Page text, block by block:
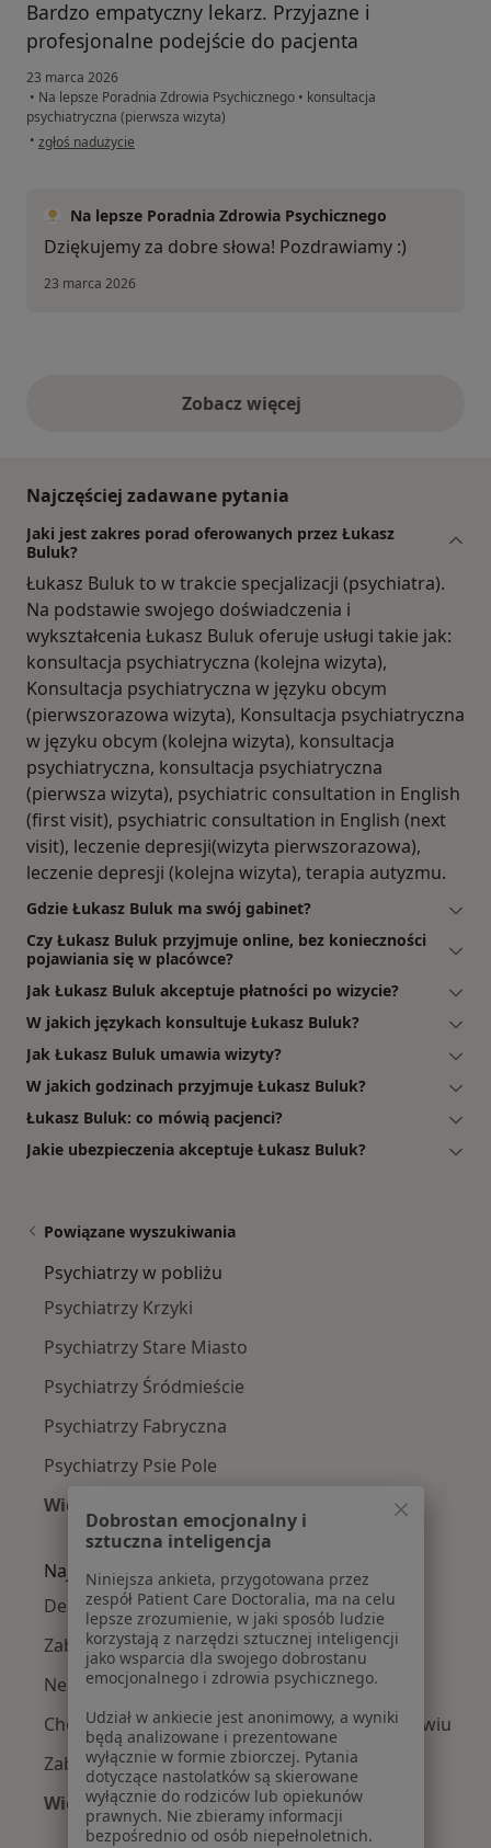
Bardzo empatyczny lekarz. Przyjazne i
profesjonalne podejście do pacjenta
23 marca 2026
• Na lepsze Poradnia Zdrowia Psychicznego • konsultacja
psychiatryczna (pierwsza wizyta)
• w opinii użytkownika Maciej
zgłoś nadużycie
Na lepsze Poradnia Zdrowia Psychicznego
Dziękujemy za dobre słowa! Pozdrawiamy :)
23 marca 2026
Zobacz więcejopinie powyżej
Najczęściej zadawane pytania
Jaki jest zakres porad oferowanych przez Łukasz
Buluk?
Łukasz Buluk to w trakcie specjalizacji (psychiatra).
Na podstawie swojego doświadczenia i
wykształcenia Łukasz Buluk oferuje usługi takie jak:
konsultacja psychiatryczna (kolejna wizyta),
Konsultacja psychiatryczna w języku obcym
(pierwszorazowa wizyta), Konsultacja psychiatryczna
w języku obcym (kolejna wizyta), konsultacja
psychiatryczna, konsultacja psychiatryczna
(pierwsza wizyta), psychiatric consultation in English
(first visit), psychiatric consultation in English (next
visit), leczenie depresji(wizyta pierwszorazowa),
leczenie depresji (kolejna wizyta), terapia autyzmu.
Gdzie Łukasz Buluk ma swój gabinet?
Czy Łukasz Buluk przyjmuje online, bez konieczności
pojawiania się w placówce?
Jak Łukasz Buluk akceptuje płatności po wizycie?
W jakich językach konsultuje Łukasz Buluk?
Jak Łukasz Buluk umawia wizyty?
W jakich godzinach przyjmuje Łukasz Buluk?
Łukasz Buluk: co mówią pacjenci?
Jakie ubezpieczenia akceptuje Łukasz Buluk?
Powiązane wyszukiwania
Psychiatrzy w pobliżu
Psychiatrzy Krzyki
Psychiatrzy Stare Miasto
Psychiatrzy Śródmieście
Psychiatrzy Fabryczna
Psychiatrzy Psie Pole
Więcej (1)
Więcej w kategorii: Psychiatrzy w pobliżu
Najczęście leczone choroby
Depresja w Wrocławiu
Zaburzenia lękowe w Wrocławiu
Nerwica w Wrocławiu
Choroba afektywna dwubiegunowa w Wrocławiu
Zaburzenia osobowości w Wrocławiu
Więcej (15)
Więcej w kategorii: Najczęście leczone
Dobrostan emocjonalny i
sztuczna inteligencja
Niniejsza ankieta, przygotowana przez
zespół Patient Care Doctoralia, ma na celu
lepsze zrozumienie, w jaki sposób ludzie
korzystają z narzędzi sztucznej inteligencji
jako wsparcia dla swojego dobrostanu
emocjonalnego i zdrowia psychicznego.
Udział w ankiecie jest anonimowy, a wyniki
będą analizowane i prezentowane
wyłącznie w formie zbiorczej. Pytania
dotyczące nastolatków są skierowane
wyłącznie do rodziców lub opiekunów
prawnych. Nie zbieramy informacji
bezpośrednio od osób niepełnoletnich.